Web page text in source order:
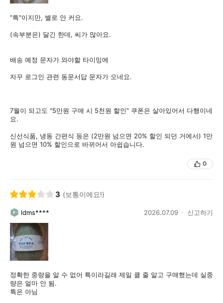
"특"이지만, 별로 안 커요.
(속부분은) 달긴 한데, 씨가 많아요.
배송 예정 문자가 와야할 타이밍에
자꾸 로그인 관련 동문서답 문자가 오네요.
7월이 되고도 "5만원 구매 시 5천원 할인" 쿠폰은 살아있어서 다행이네
요.
신선식품, 냉동 간편식 등은 (2만원 넘으면 20% 할인 되던 거에서) 1만
원 넘으면 10% 할인으로 바뀌어서 아쉽습니다.
0
3 (보통이에요!)
ldms**** 2026.07.09 신고하기
정확한 중량을 알 수 없어 특이라길래 제일 클 줄 알고 구매했는데 실중
량은 얼마 안 됨.
특은 아님